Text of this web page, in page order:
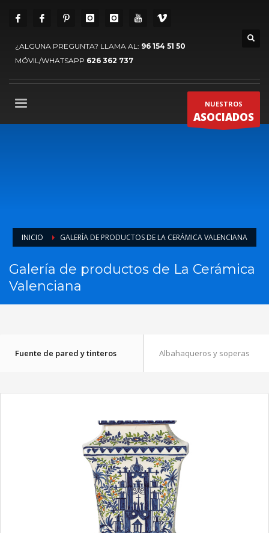
¿ALGUNA PREGUNTA? LLAMA AL: 96 154 51 50
MÓVIL/WHATSAPP 626 362 737
NUESTROS
ASOCIADOS
INICIO GALERÍA DE PRODUCTOS DE LA CERÁMICA VALENCIANA
Galería de productos de La Cerámica
Valenciana
Fuente de pared y tinteros Albahaqueros y soperas